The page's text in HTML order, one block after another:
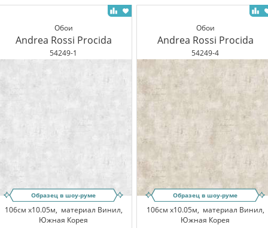
Обои
Andrea Rossi Procida
54249-1
Образец в шоу-руме
106см x10.05м, материал Винил,
Южная Корея
Обои
Andrea Rossi Procida
54249-4
Образец в шоу-руме
106см x10.05м, материал Винил,
Южная Корея